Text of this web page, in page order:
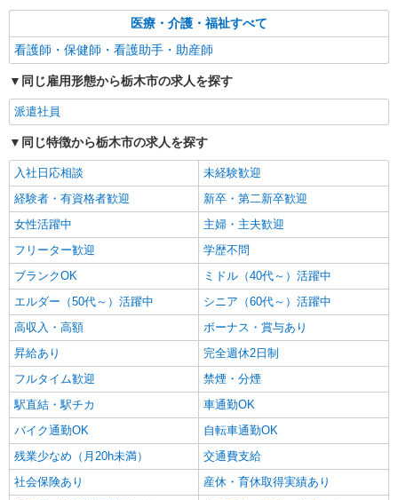
業務委託
SOMPOヘルスサポート株式会社 全支援対応コース
保健師・管理栄養士 特定保健指導
業所一括面談(対面) 1日：10,000円〜14,716円 ・
個別訪問(対面) 1件：4,286円〜5,239円 ・遠隔面
1,000円〜1,429円 ・ICTメール支援 1件：500円
※上記金額に消費税を加えた金額をお支払いいた
します ※交通費・電話代は弊社負担。その他、支
援内容により細則あり。
【活動エリア】栃木県栃木市及びその周辺
キープ 詳細を見る
業務委託
SOMPOヘルスサポート株式会社 全支援対応コース
特定保健指導（保健師・管理栄養士）
報酬：完全出来高制 報酬額（消費税抜き）：
・事業所一括面談(対面) 1日：10,000円〜14,716
円 ・個別訪問(対面) 1件：4,286円〜5,239円 ・
遠隔面談 1件：1500〜1691円 ・電話支援 1
件：1,000円〜1,429円 ・メール支援 1件：500円
※上記金額に消費税を加えた金額をお支払いいた
します ※交通費・電話代は弊社負担。その他、支
援内容により細則あり。
【活動エリア】栃木県栃木市及びその周辺
キープ 詳細を見る
医療・介護・福祉すべて
看護師・保健師・看護助手・助産師
同じ雇用形態から栃木市の求人を探す
派遣社員
同じ特徴から栃木市の求人を探す
入社日応相談
未経験歓迎
経験者・有資格者歓迎
新卒・第二新卒歓迎
女性活躍中
主婦・主夫歓迎
フリーター歓迎
学歴不問
ブランクOK
ミドル（40代～）活躍中
エルダー（50代～）活躍中
シニア（60代～）活躍中
高収入・高額
ボーナス・賞与あり
昇給あり
完全週休2日制
フルタイム歓迎
禁煙・分煙
駅直結・駅チカ
車通勤OK
バイク通勤OK
自転車通勤OK
残業少なめ（月20h未満）
交通費支給
社会保険あり
産休・育休取得実績あり